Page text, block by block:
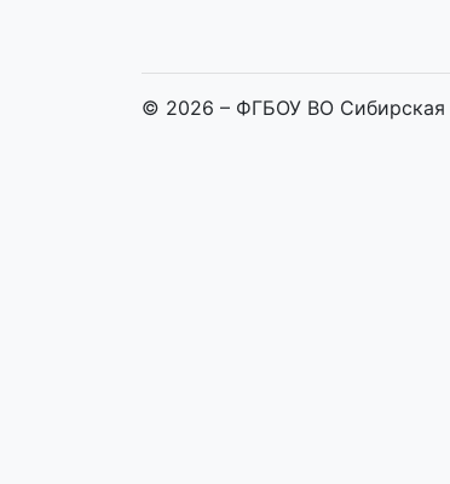
© 2026 – ФГБОУ ВО Сибирская